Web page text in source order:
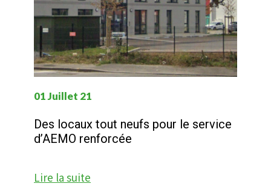
01 Juillet 21
Des locaux tout neufs pour le service
d’AEMO renforcée
Lire la suite